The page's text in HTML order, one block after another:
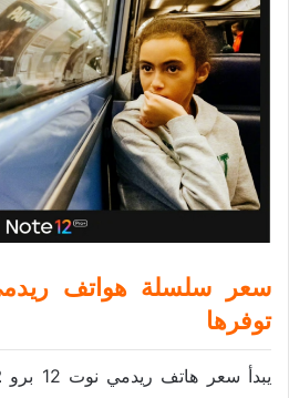
توفرها
يبدأ سعر هاتف ريدمي نوت 12 برو